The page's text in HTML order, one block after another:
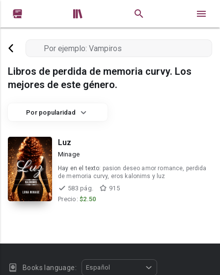
 
Libros de perdida de memoria curvy. Los
mejores de este género.
Por popularidad
Luz
Minage
Hay en el texto: pasion deseo amor romance, perdida
de memoria curvy, eros kalonims y luz
583 pág.
915
Precio: $2.50
Books language: Español